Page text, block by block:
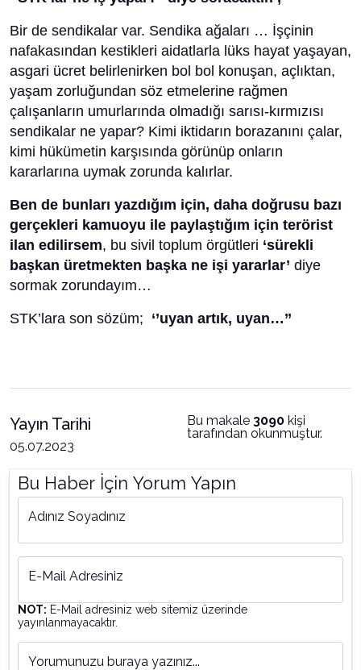
Bir de sendikalar var. Sendika ağaları … İşçinin
nafakasından kestikleri aidatlarla lüks hayat yaşayan,
asgari ücret belirlenirken bol bol konuşan, açlıktan,
yaşam zorluğundan söz etmelerine rağmen
çalışanların umurlarında olmadığı sarısı-kırmızısı
sendikalar ne yapar? Kimi iktidarın borazanını çalar,
kimi hükümetin karşısında görünüp onların
kararlarına uymak zorunda kalırlar.
Ben de bunları yazdığım için, daha doğrusu bazı
gerçekleri kamuoyu ile paylaştığım için terörist
ilan edilirsem, bu sivil toplum örgütleri ‘sürekli
başkan üretmekten başka ne işi yararlar’ diye
sormak zorundayım…
STK’lara son sözüm; ‘’uyan artık, uyan…’’
Yayın Tarihi
05.07.2023
Bu makale 3090 kişi
tarafından okunmuştur.
Bu Haber İçin Yorum Yapın
Adınız Soyadınız
E-Mail Adresiniz
NOT: E-Mail adresiniz web sitemiz üzerinde
yayınlanmayacaktır.
Yorumunuzu buraya yazınız...